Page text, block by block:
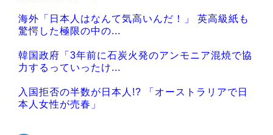
海外「日本人はなんて気高いんだ！」 英高級紙も
驚愕した極限の中の...
韓国政府「3年前に石炭火発のアンモニア混焼で協
力するっていったけ...
入国拒否の半数が日本人!? 「オーストラリアで日
本人女性が売春」